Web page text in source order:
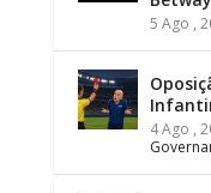
5 Ago ,
4 Ago ,